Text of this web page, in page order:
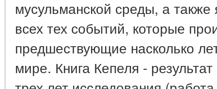
мусульманской среды, а также
всех тех событий, которые
предшествующие насколько
мире. Книга Кепеля -